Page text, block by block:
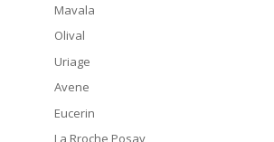
Mavala
Olival
Uriage
Avene
Eucerin
La Rroche Posay